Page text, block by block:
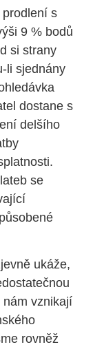
s
9 % bodů
si strany
li sjednány
dostane s
delšího
se
ukáže,
vznikají
rovněž